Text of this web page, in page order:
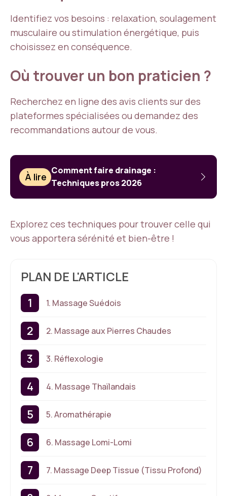
Identifiez vos besoins : relaxation, soulagement
musculaire ou stimulation énergétique, puis
choisissez en conséquence.
Où trouver un bon praticien ?
Recherchez en ligne des avis clients sur des
plateformes spécialisées ou demandez des
recommandations autour de vous.
À lire
Comment faire drainage :
Techniques pros 2026
Explorez ces techniques pour trouver celle qui
vous apportera sérénité et bien-être !
PLAN DE L'ARTICLE
1. Massage Suédois
2. Massage aux Pierres Chaudes
3. Réflexologie
4. Massage Thaïlandais
5. Aromathérapie
6. Massage Lomi-Lomi
7. Massage Deep Tissue (Tissu Profond)